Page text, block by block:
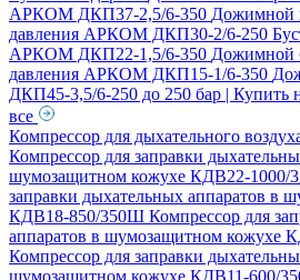
АРКОМ ДКП37-2,5/6-350 Дожимной
давления АРКОМ ДКП30-2/6-250
АРКОМ ДКП22-1,5/6-350 Дожимной
давления АРКОМ ДКП15-1/6-350
ДКП45-3,5/6-250 до 250 бар | Купить
все
Компрессор для дыхательного
Компрессор для заправки
шумозащитном кожухе КДВ22-1000/
заправки дыхательных аппаратов в
КДВ18-850/350Ш Компрессор для
аппаратов в шумозащитном кожухе
Компрессор для заправки
шумозащитном кожухе КДВ11-600/